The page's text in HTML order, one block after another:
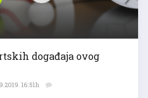
događaja ovog
16:51h